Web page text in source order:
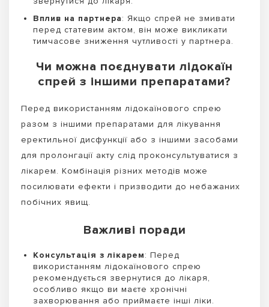
Вплив на партнера: Якщо спрей не змивати
перед статевим актом, він може викликати
тимчасове зниження чутливості у партнера.
Чи можна поєднувати лідокаїн
спрей з іншими препаратами?
Перед використанням лідокаїнового спрею
разом з іншими препаратами для лікування
еректильної дисфункції або з іншими засобами
для пролонгації акту слід проконсультуватися з
лікарем. Комбінація різних методів може
посилювати ефекти і призводити до небажаних
побічних явищ.
Важливі поради
Консультація з лікарем: Перед
використанням лідокаїнового спрею
рекомендується звернутися до лікаря,
особливо якщо ви маєте хронічні
захворювання або приймаєте інші ліки.